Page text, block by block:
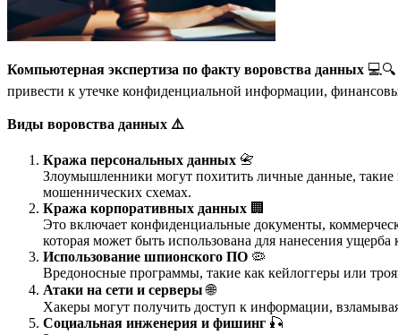
Компьютерная экспертиза по факту воровства данных 💻🔍
привести к утечке конфиденциальной информации,
Виды воровства данных ⚠️
Кража персональных данных 📇
Злоумышленники могут похитить личные данные, такие
мошеннических схемах.
Кража корпоративных данных 🏢
Это включает конфиденциальные документы,
которая может быть использована для нанесения ущерба
Использование шпионского ПО 🦠
Вредоносные программы, такие как кейлоггеры или
Атаки на сети и серверы🌐
Хакеры могут получить доступ к информации,
Социальная инженерия и фишинг 🎣